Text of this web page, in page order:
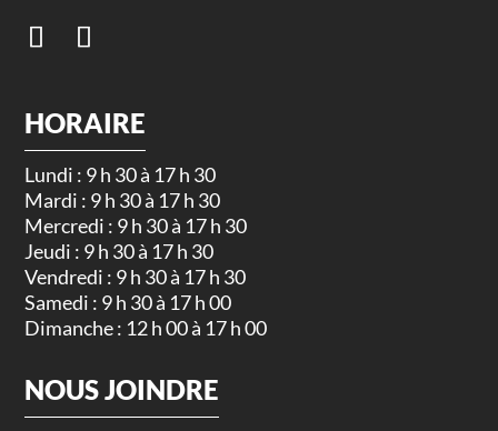
HORAIRE
Lundi : 9 h 30 à 17 h 30
Mardi : 9 h 30 à 17 h 30
Mercredi : 9 h 30 à 17 h 30
Jeudi : 9 h 30 à 17 h 30
Vendredi : 9 h 30 à 17 h 30
Samedi : 9 h 30 à 17 h 00
Dimanche : 12 h 00 à 17 h 00
NOUS JOINDRE